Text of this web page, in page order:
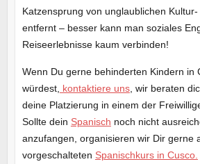
Katzensprung von unglaublichen
entfernt – besser kann man soziales
Reiseerlebnisse kaum verbinden!
Wenn Du gerne behinderten Kindern in
würdest, kontaktiere uns, wir beraten
deine Platzierung in einem der
Sollte dein Spanisch noch nicht
anzufangen, organisieren wir Dir gerne
vorgeschalteten Spanischkurs in Cusco.